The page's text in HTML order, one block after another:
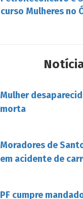
curso Mulheres no
Mulher
morta
Moradores de
em acidente de
PF cumpre